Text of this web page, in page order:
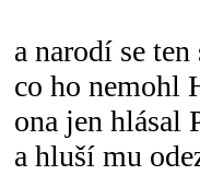
a narodí se
co ho nemohl
ona jen hlásal
a hluší mu